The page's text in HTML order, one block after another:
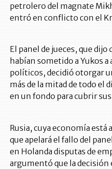
petrolero del magnate
entró en conflicto con el
El panel de jueces, que dijo
habían sometido a Yukos
políticos, decidió otorgar
más de la mitad de todo el
en un fondo para cubrir
Rusia, cuya economía está
que apelará el fallo del
en Holanda disputas de
argumentó que la